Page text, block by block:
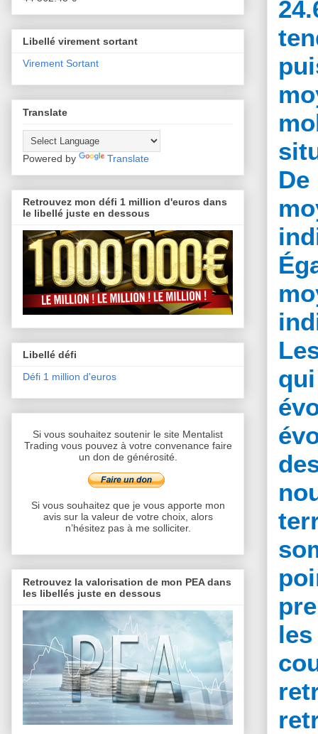
Libellé virement sortant
Virement Sortant
Translate
Powered by Translate
Retrouvez mon défi 1 million d'euros dans
le libellé juste en dessous
Libellé défi
Défi 1 million d'euros
Si vous souhaitez soutenir le site Mentalist
Trading vous pouvez à votre convenance faire
un don de générosité.
Si vous souhaitez que je vous apporte mon
avis sur la valeur de votre choix, alors
n’hésitez pas à me solliciter.
Retrouvez la valorisation de mon PEA dans
les libellés juste en dessous